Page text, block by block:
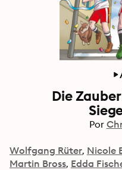
Die
Por
Wolfgang Rüter Nicole
Martin Bross Edda